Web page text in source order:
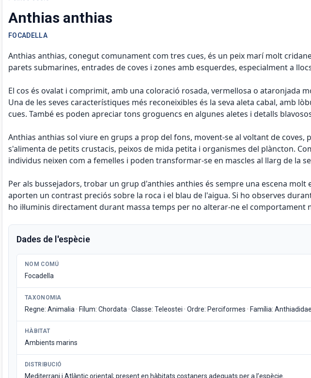
Anthias anthias
FOCADELLA
Anthias anthias, conegut comunament com tres cues, és un peix marí molt
parets submarines, entrades de coves i zones amb esquerdes, especialment a
El cos és ovalat i comprimit, amb una coloració rosada, vermellosa o
Una de les seves característiques més reconeixibles és la seva aleta cabal, amb
cues. També es poden apreciar tons groguencs en algunes aletes i detalls
Anthias anthias sol viure en grups a prop del fons, movent-se al voltant de
s'alimenta de petits crustacis, peixos de mida petita i organismes del plàncton.
individus neixen com a femelles i poden transformar-se en mascles al llarg de la
Per als bussejadors, trobar un grup d'anthies anthies és sempre una escena
aporten un contrast preciós sobre la roca i el blau de l'aigua. Si ho observes
ho il·luminis directament durant massa temps per no alterar-ne el comportament
Dades de l'espècie
NOM COMÚ
Focadella
TAXONOMIA
Regne: Animalia · Fílum: Chordata · Classe: Teleostei · Ordre: Perciformes · Família: Anthiadidae
HÀBITAT
Ambients marins
DISTRIBUCIÓ
Mediterrani i Atlàntic oriental; present en hàbitats costaners adequats per a l’espècie.